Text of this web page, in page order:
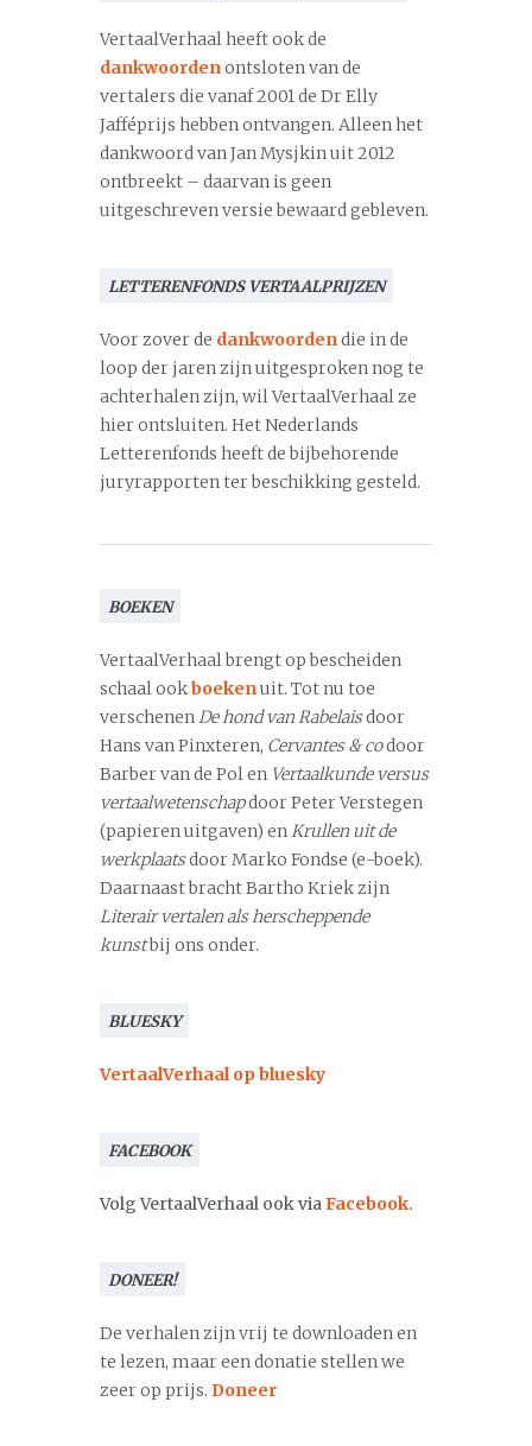
VertaalVerhaal heeft ook de
dankwoordenontsloten van de
vertalers die vanaf 2001 de Dr Elly
Jafféprijs hebben ontvangen. Alleen het
dankwoord van Jan Mysjkin uit 2012
ontbreekt – daarvan is geen
uitgeschreven versie bewaard gebleven.
LETTERENFONDS VERTAALPRIJZEN
Voor zover de dankwoordendie in de
loop der jaren zijn uitgesproken nog te
achterhalen zijn, wil VertaalVerhaal ze
hier ontsluiten. Het Nederlands
Letterenfonds heeft de bijbehorende
juryrapporten ter beschikking gesteld.
BOEKEN
VertaalVerhaal brengt op bescheiden
schaal ookboekenuit. Tot nu toe
verschenenDe hond van Rabelaisdoor
Hans van Pinxteren, Cervantes & codoor
Barber van de Pol en Vertaalkunde versus
vertaalwetenschapdoor Peter Verstegen
(papieren uitgaven) enKrullen uit de
werkplaatsdoor Marko Fondse (e-boek).
Daarnaast bracht Bartho Kriek zijn
Literair vertalen als herscheppende
kunstbij ons onder.
BLUESKY
VertaalVerhaal op bluesky
FACEBOOK
Volg VertaalVerhaal ook viaFacebook.
DONEER!
De verhalen zijn vrij te downloaden en
te lezen, maar een donatie stellen we
zeer op prijs. Doneer